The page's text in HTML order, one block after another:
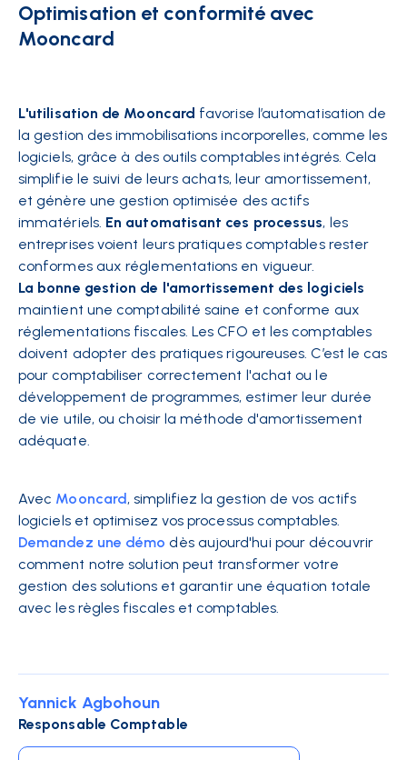
Optimisation et conformité avec
Mooncard
L'utilisation de Mooncard favorise l’automatisation de
la gestion des immobilisations incorporelles, comme les
logiciels, grâce à des outils comptables intégrés. Cela
simplifie le suivi de leurs achats, leur amortissement,
et génère une gestion optimisée des actifs
immatériels. En automatisant ces processus, les
entreprises voient leurs pratiques comptables rester
conformes aux réglementations en vigueur.
La bonne gestion de l'amortissement des logiciels
maintient une comptabilité saine et conforme aux
réglementations fiscales. Les CFO et les comptables
doivent adopter des pratiques rigoureuses. C’est le cas
pour comptabiliser correctement l'achat ou le
développement de programmes, estimer leur durée
de vie utile, ou choisir la méthode d'amortissement
adéquate.
Avec Mooncard, simplifiez la gestion de vos actifs
logiciels et optimisez vos processus comptables.
Demandez une démo dès aujourd'hui pour découvrir
comment notre solution peut transformer votre
gestion des solutions et garantir une équation totale
avec les règles fiscales et comptables.
Yannick Agbohoun
Responsable Comptable